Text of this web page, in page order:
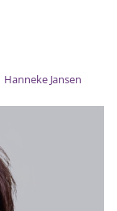
Hanneke Jansen